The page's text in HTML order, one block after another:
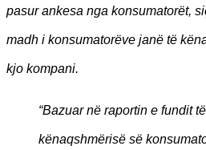
pasur ankesa nga konsumatorët,
madh i konsumatorëve janë të
kjo kompani.
“Bazuar në raportin e fundit
kënaqshmërisë së